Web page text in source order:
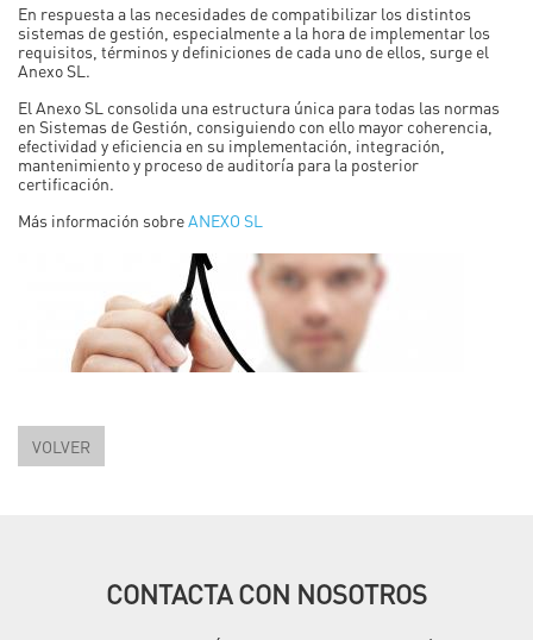
En respuesta a las necesidades de compatibilizar los distintos
sistemas de gestión, especialmente a la hora de implementar los
requisitos, términos y definiciones de cada uno de ellos, surge el
Anexo SL.
El Anexo SL consolida una estructura única para todas las normas
en Sistemas de Gestión, consiguiendo con ello mayor coherencia,
efectividad y eficiencia en su implementación, integración,
mantenimiento y proceso de auditoría para la posterior
certificación.
Más información sobre ANEXO SL
VOLVER
CONTACTA CON NOSOTROS